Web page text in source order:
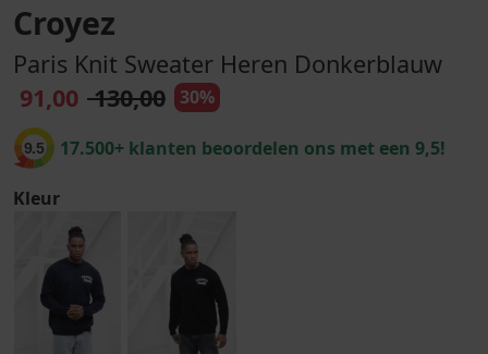
Croyez
Paris Knit Sweater Heren Donkerblauw
91,00 130,00 30%
9.5 17.500+ klanten beoordelen ons met een 9,5!
Kleur